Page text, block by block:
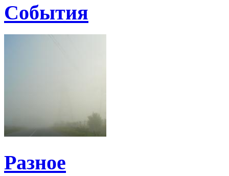
События
Разное